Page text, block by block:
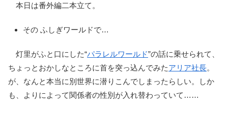
本日は番外編二本立て。
その ふしぎワールドで…
灯里がふと口にした“パラレルワールド”の話に乗せられて、
ちょっとおかしなところに首を突っ込んでみたアリア社長。
が、なんと本当に別世界に潜りこんでしまったらしい。しか
も、よりによって関係者の性別が入れ替わっていて……